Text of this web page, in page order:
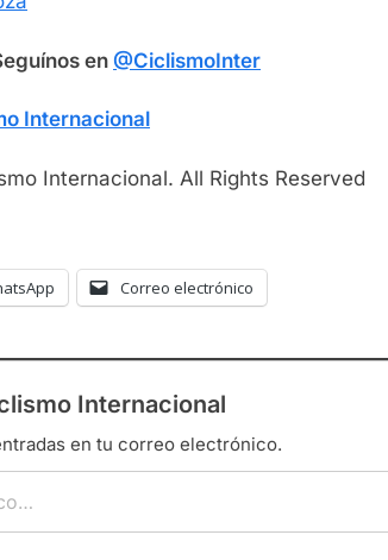
en @CiclismoInter
Internacional
Internacional. All Rights Reserved
Correo electrónico
Internacional
en tu correo electrónico.